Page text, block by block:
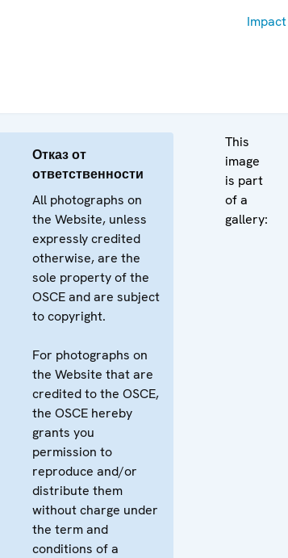
Impact
Отказ от
ответственности
All photographs on
the Website, unless
expressly credited
otherwise, are the
sole property of the
OSCE and are subject
to copyright.
For photographs on
the Website that are
credited to the OSCE,
the OSCE hereby
grants you
permission to
reproduce and/or
distribute them
without charge under
the term and
conditions of a
This
image
is part
of a
gallery: